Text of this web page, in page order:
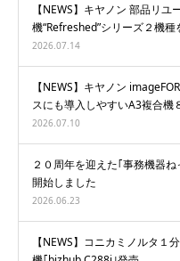
【NEWS】キヤノン 部品リ
機“Refreshed”シリーズ２機種
2026.07.14
【NEWS】キヤノン
スにも導入しやすいA3複合機
2026.07.10
２０周年を迎えた｢事務機器
開始しました
2026.06.23
【NEWS】コニカミノルタ１